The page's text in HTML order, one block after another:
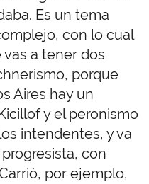
Es un tema
con lo cual
a tener dos
porque
Aires hay un
y el peronismo
intendentes, y va
con
por ejemplo,